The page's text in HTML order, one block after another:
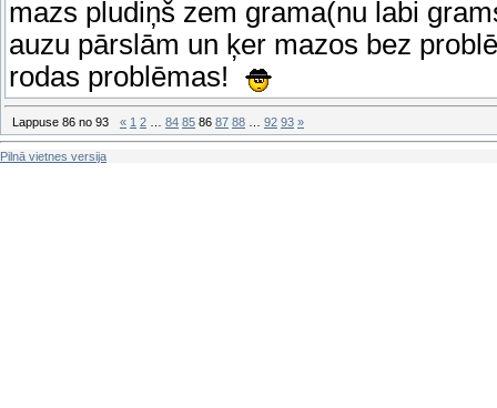
mazs pludiņš zem grama(nu labi
auzu pārslām un ķer mazos bez
rodas problēmas!
Lappuse 86 no 93 « 1 2 84 85 86 87 88 92 93 »
Pilnā vietnes versija